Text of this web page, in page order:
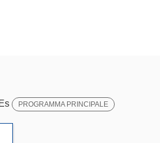
PROGRAMMA PRINCIPALE